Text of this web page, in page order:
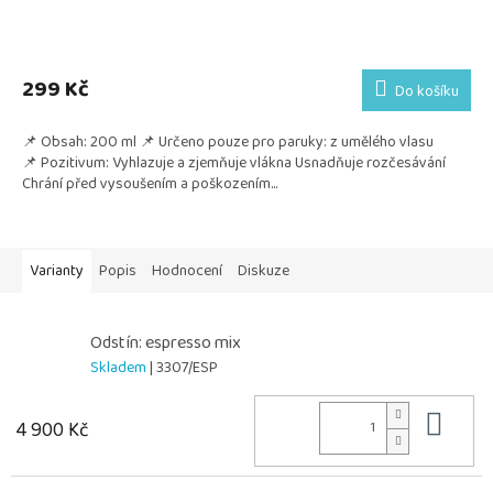
299 Kč Do košíku
📌 Obsah: 200 ml 📌 Určeno pouze pro paruky: z umělého vlasu
📌 Pozitivum: Vyhlazuje a zjemňuje vlákna Usnadňuje rozčesávání
Chrání před vysoušením a poškozením...
Varianty Popis Hodnocení Diskuze
Odstín: espresso mix
Skladem| 3307/ESP
4 900 Kč